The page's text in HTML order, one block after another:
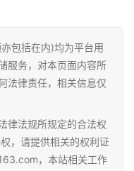
包括在内)均为平台用
服务，对本页面内容所
法律责任，相关信息仅
律法规所规定的合法权
，请提供相关的权利证
，本站相关工作